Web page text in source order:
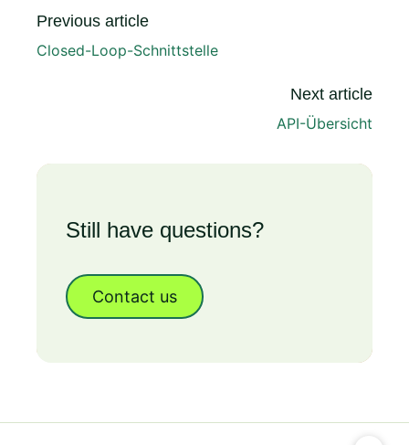
Previous article
Closed-Loop-Schnittstelle
Next article
API-Übersicht
Still have questions?
Contact us